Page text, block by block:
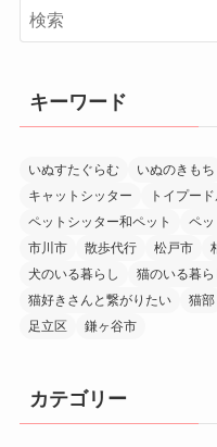
キーワード
いぬすたぐらむ いぬのきもち
キャットシッター
トイプー
ペットシッター和ペット
ペ
市川市
散歩代行 松戸市
犬のいる暮らし
猫のいる暮ら
猫好きさんと繋がりたい
猫部
足立区
鎌ヶ谷市
カテゴリー